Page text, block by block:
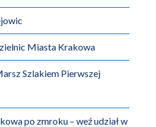
Miasta Krakowa
Szlakiem Pierwszej
po zmroku – weź udział w